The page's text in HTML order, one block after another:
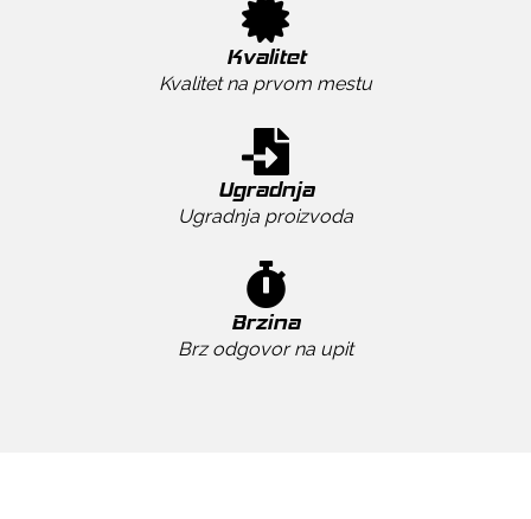
Kvalitet
Kvalitet na prvom mestu
Ugradnja
Ugradnja proizvoda
Brzina
Brz odgovor na upit